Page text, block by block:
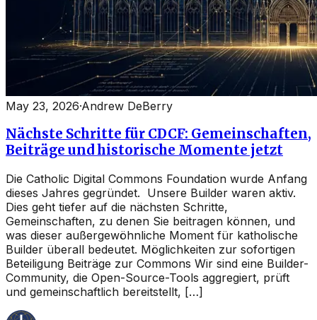
May 23, 2026·Andrew DeBerry
Nächste Schritte für CDCF: Gemeinschaften,
Beiträge und historische Momente jetzt
Die Catholic Digital Commons Foundation wurde Anfang
dieses Jahres gegründet. Unsere Builder waren aktiv.
Dies geht tiefer auf die nächsten Schritte,
Gemeinschaften, zu denen Sie beitragen können, und
was dieser außergewöhnliche Moment für katholische
Builder überall bedeutet. Möglichkeiten zur sofortigen
Beteiligung Beiträge zur Commons Wir sind eine Builder-
Community, die Open-Source-Tools aggregiert, prüft
und gemeinschaftlich bereitstellt, […]